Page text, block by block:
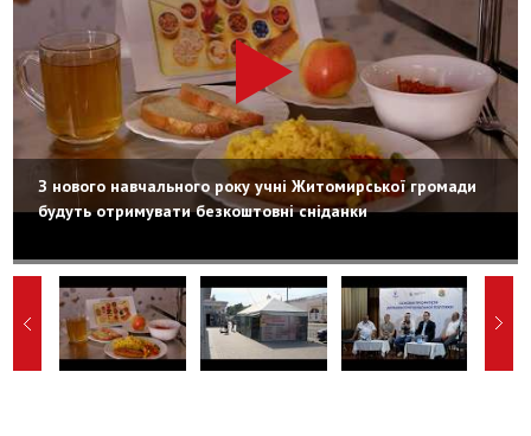
З нового навчального року учні Житомирської громади
будуть отримувати безкоштовні сніданки